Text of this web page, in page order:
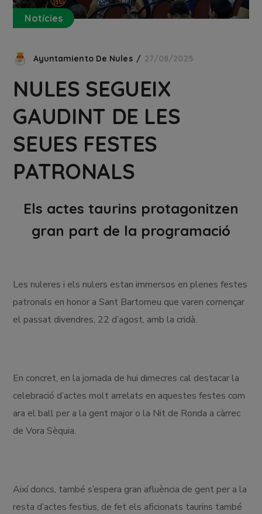
Notícies
Ayuntamiento De Nules 27/08/2025
NULES SEGUEIX
GAUDINT DE LES
SEUES FESTES
PATRONALS
Els actes taurins protagonitzen
gran part de la programació
Les nuleres i els nulers estan immersos en plenes festes
patronals en honor a Sant Bartomeu que varen començar
el passat divendres, 22 d’agost, amb la cridà.
En concret, en la jornada de hui dimecres cal destacar la
celebració d’actes molt arrelats en aquestes festes com
ara el ball per a la gent major o la Nit de Ronda a càrrec
de Vora Sèquia.
Així doncs, també s’espera gran afluència de gent per a la
resta d’actes festius, de fet els aficionats taurins també